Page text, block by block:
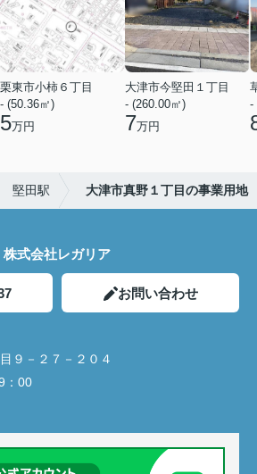
栗東市小柿６丁目
- (50.36㎡)
5万円
大津市今堅田１丁目
- (260.00㎡)
7万円
-
堅田駅 大津市真野１丁目の事業用地
株式会社レガリア
お問い合わせ
９－２７－２０４
：00